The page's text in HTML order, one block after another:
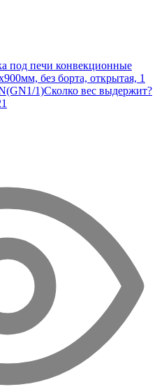
под печи конвекционные
без борта, открытая, 1
1)Сколко вес выдержит?